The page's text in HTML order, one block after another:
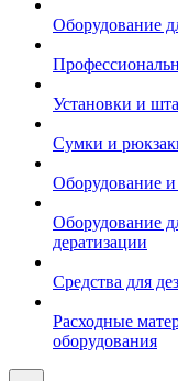
Оборудование
Установки и
Сумки и
Оборудование и
Оборудование
дератизации
Средства для
Расходные
оборудования